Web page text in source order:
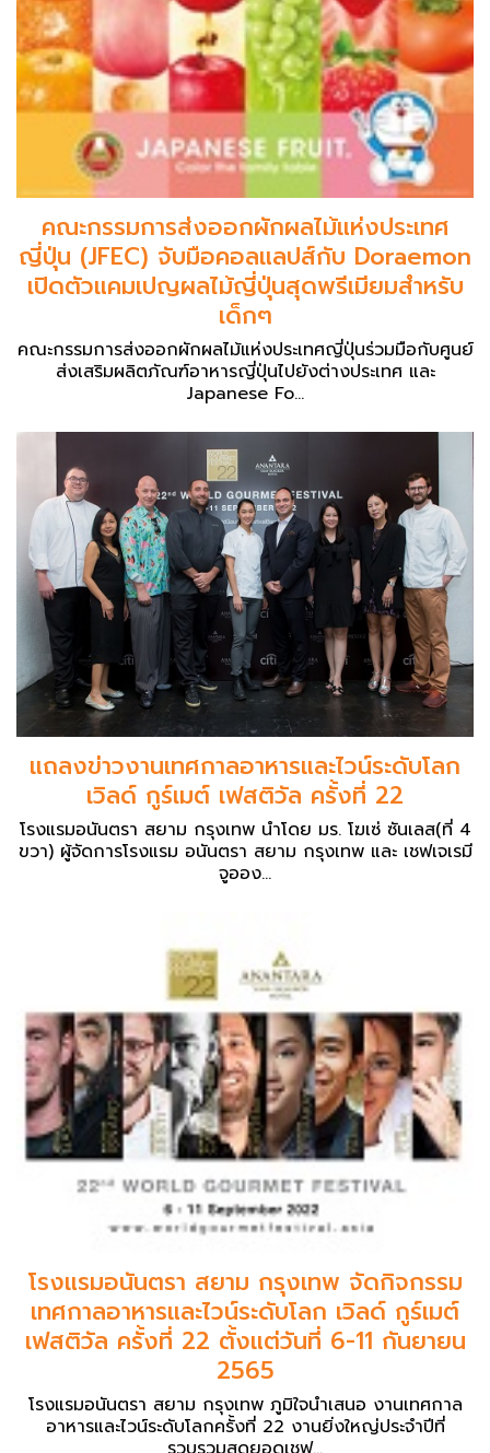
คณะกรรมการส่งออกผักผลไม้แห่งประเทศ
ญี่ปุ่น (JFEC) จับมือคอลแลปส์กับ Doraemon
เปิดตัวแคมเปญผลไม้ญี่ปุ่นสุดพรีเมียมสำหรับ
เด็กๆ
คณะกรรมการส่งออกผักผลไม้แห่งประเทศญี่ปุ่นร่วมมือกับศูนย์
ส่งเสริมผลิตภัณฑ์อาหารญี่ปุ่นไปยังต่างประเทศ และ
Japanese Fo...
แถลงข่าวงานเทศกาลอาหารและไวน์ระดับโลก
เวิลด์ กูร์เมต์ เฟสติวัล ครั้งที่ 22
โรงแรมอนันตรา สยาม กรุงเทพ นำโดย มร. โฆเซ่ ซันเลส(ที่ 4
ขวา) ผู้จัดการโรงแรม อนันตรา สยาม กรุงเทพ และ เชฟเจเรมี
จูออง...
โรงแรมอนันตรา สยาม กรุงเทพ จัดกิจกรรม
เทศกาลอาหารและไวน์ระดับโลก เวิลด์ กูร์เมต์
เฟสติวัล ครั้งที่ 22 ตั้งแต่วันที่ 6-11 กันยายน
2565
โรงแรมอนันตรา สยาม กรุงเทพ ภูมิใจนำเสนอ งานเทศกาล
อาหารและไวน์ระดับโลกครั้งที่ 22 งานยิ่งใหญ่ประจำปีที่